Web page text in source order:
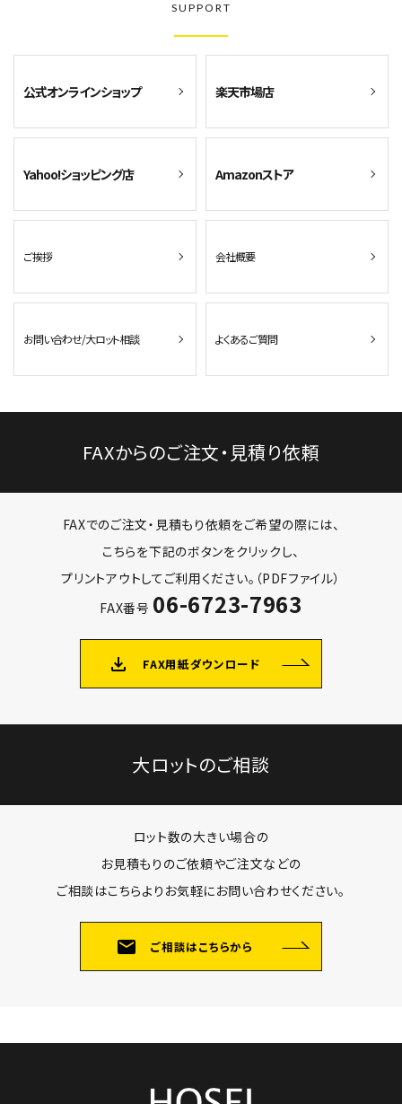
SUPPORT
公式オンラインショップ 楽天市場店
Yahoo!ショッピング店 Amazonストア
ご挨拶 会社概要
お問い合わせ/大ロット相談 よくあるご質問
FAXからのご注文・見積り依頼
FAXでのご注文・見積もり依頼をご希望の際には、
こちらを下記のボタンをクリックし、
プリントアウトしてご利用ください。（PDFファイル）
FAX番号 06-6723-7963
file_download FAX用紙ダウンロード
大ロットのご相談
ロット数の大きい場合の
お見積もりのご依頼やご注文などの
ご相談はこちらよりお気軽にお問い合わせください。
mail ご相談はこちらから